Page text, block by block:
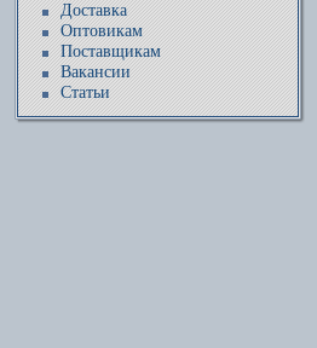
Доставка
Оптовикам
Поставщикам
Вакансии
Статьи